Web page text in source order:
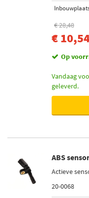
€ 28,48
€
Op
Vandaag
geleverd.
ABS
Actieve
20-0068